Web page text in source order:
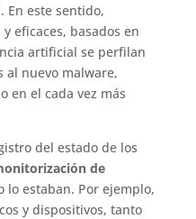
En este sentido,
eficaces, basados en
artificial se perfilan
al nuevo malware,
en el cada vez más
del estado de los
de
estaban. Por ejemplo,
y dispositivos, tanto